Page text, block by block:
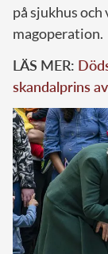
på sjukhus
magoperation.
LÄS MER:
skandalprins